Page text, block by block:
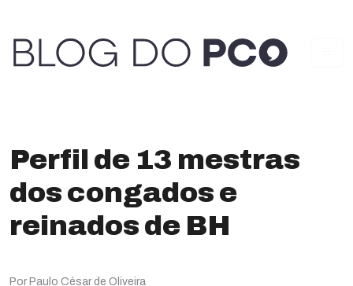
Perfil de 13 mestras
dos congados e
reinados de BH
Por Paulo César de Oliveira